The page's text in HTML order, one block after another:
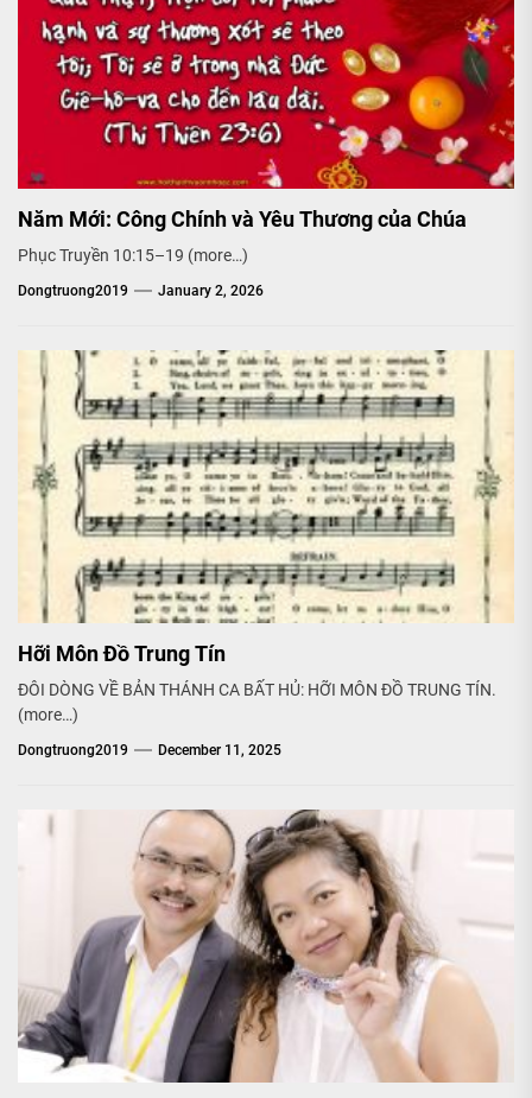
Năm Mới: Công Chính và Yêu Thương của Chúa
Phục Truyền 10:15–19 (more…)
Dongtruong2019 January 2, 2026
Hỡi Môn Đồ Trung Tín
ĐÔI DÒNG VỀ BẢN THÁNH CA BẤT HỦ: HỠI MÔN ĐỒ TRUNG TÍN.
(more…)
Dongtruong2019 December 11, 2025